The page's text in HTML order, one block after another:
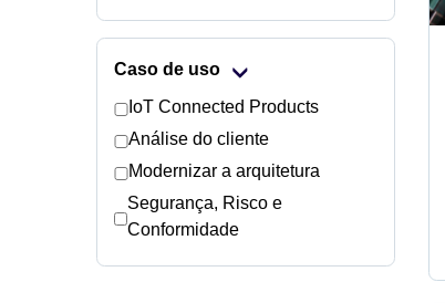
Caso de uso
IoT Connected Products
Análise do cliente
Modernizar a arquitetura
Segurança, Risco e
Conformidade